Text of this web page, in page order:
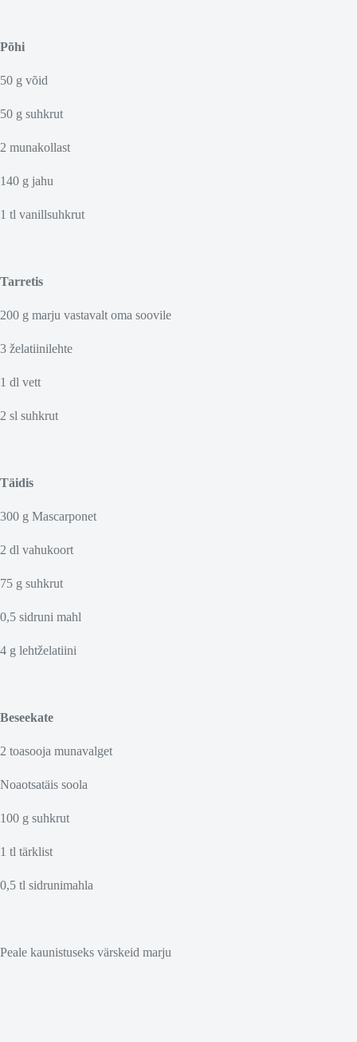
Põhi
50 g võid
50 g suhkrut
2 munakollast
140 g jahu
1 tl vanillsuhkrut
Tarretis
200 g marju vastavalt oma soovile
3 želatiinilehte
1 dl vett
2 sl suhkrut
Täidis
300 g Mascarponet
2 dl vahukoort
75 g suhkrut
0,5 sidruni mahl
4 g lehtželatiini
Beseekate
2 toasooja munavalget
Noaotsatäis soola
100 g suhkrut
1 tl tärklist
0,5 tl sidrunimahla
Peale kaunistuseks värskeid marju